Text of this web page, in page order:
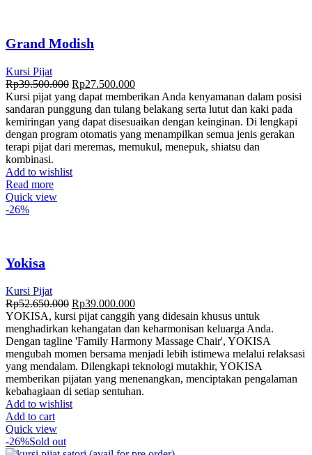
Grand Modish
Kursi Pijat
Rp39.500.000 Rp27.500.000
Kursi pijat yang dapat memberikan Anda kenyamanan dalam posisi
sandaran punggung dan tulang belakang serta lutut dan kaki pada
kemiringan yang dapat disesuaikan dengan keinginan. Di lengkapi
dengan program otomatis yang menampilkan semua jenis gerakan
terapi pijat dari meremas, memukul, menepuk, shiatsu dan
kombinasi.
Add to wishlist
Read more
Quick view
-26%
Yokisa
Kursi Pijat
Rp52.650.000 Rp39.000.000
YOKISA, kursi pijat canggih yang didesain khusus untuk
menghadirkan kehangatan dan keharmonisan keluarga Anda.
Dengan tagline 'Family Harmony Massage Chair', YOKISA
mengubah momen bersama menjadi lebih istimewa melalui relaksasi
yang mendalam. Dilengkapi teknologi mutakhir, YOKISA
memberikan pijatan yang menenangkan, menciptakan pengalaman
kebahagiaan di setiap sentuhan.
Add to wishlist
Add to cart
Quick view
-26%Sold out